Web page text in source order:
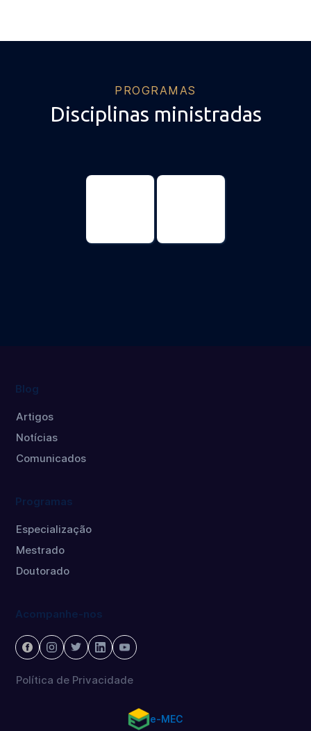
PROGRAMAS
Disciplinas ministradas
Blog
Artigos
Notícias
Comunicados
Programas
Especialização
Mestrado
Doutorado
Acompanhe-nos
Política de Privacidade
e-MEC